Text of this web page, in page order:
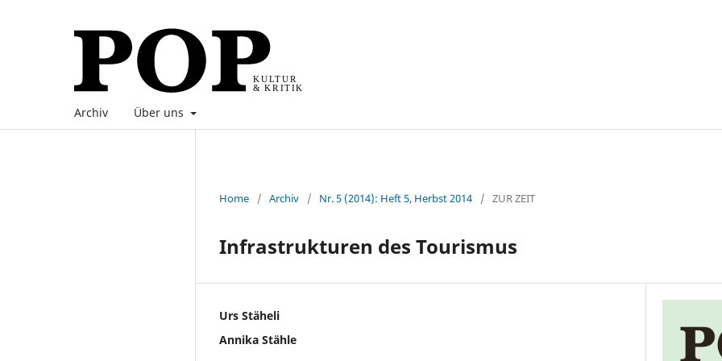
Archiv Über uns
Home / Archiv / Nr. 5 (2014): Heft 5, Herbst 2014 / ZUR ZEIT
Infrastrukturen des Tourismus
Urs Stäheli
Annika Stähle